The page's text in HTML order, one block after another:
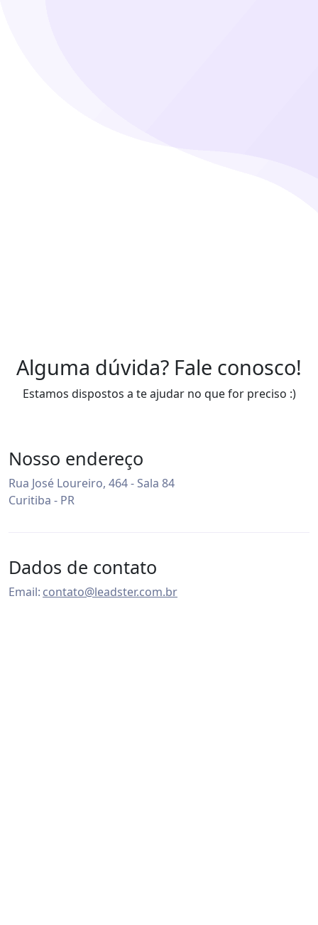
Alguma dúvida? Fale conosco!
Estamos dispostos a te ajudar no que for preciso :)
Nosso endereço
Rua José Loureiro, 464 - Sala 84
Curitiba - PR
Dados de contato
Email: contato@leadster.com.br